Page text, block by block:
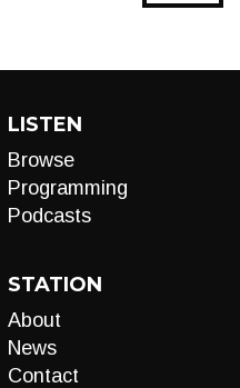
LISTEN
Browse
Programming
Podcasts
STATION
About
News
Contact